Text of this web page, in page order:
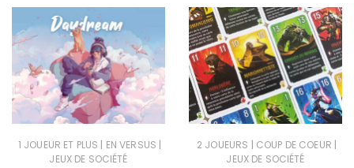
1 JOUEUR ET PLUS | EN VERSUS |
JEUX DE SOCIÉTÉ
2 JOUEURS | COUP DE COEUR |
JEUX DE SOCIÉTÉ